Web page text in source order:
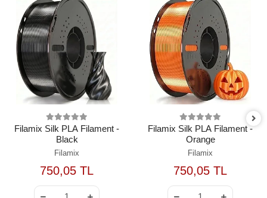
Filamix Silk PLA Filament -
Black
Filamix
750,05 TL
Filamix Silk PLA Filament -
Orange
Filamix
750,05 TL